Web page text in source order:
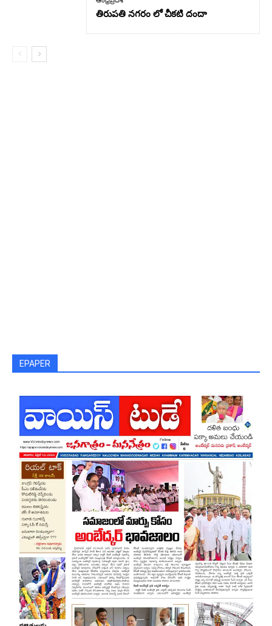
తిరుపతి నగరం లో చీకటి దందా
EPAPER